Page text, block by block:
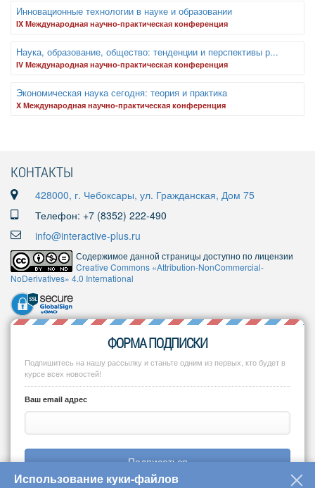
Инновационные технологии в науке и образовании
IX Международная научно-практическая конференция
Наука, образование, общество: тенденции и перспективы р...
IV Международная научно-практическая конференция
Экономическая наука сегодня: теория и практика
X Международная научно-практическая конференция
КОНТАКТЫ
428000, г. Чебоксары, ул. Гражданская, Дом 75
Телефон: +7 (8352) 222-490
info@interactive-plus.ru
Содержимое данной страницы доступно по лицензии
Creative Commons «Attribution-NonCommercial-
NoDerivatives» 4.0 International
ФОРМА ПОДПИСКИ
Подпишитесь на нашу рассылку и станьте одним из первых, кто будет в
курсе всех новостей!
Ваш email адрес
Подписаться
Использование куки-файлов